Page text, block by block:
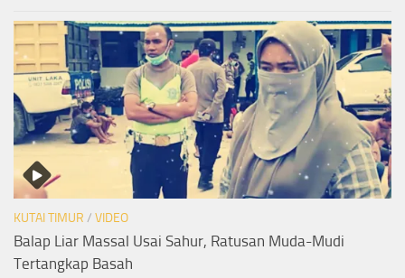
KUTAI TIMUR / VIDEO
Balap Liar Massal Usai Sahur, Ratusan Muda-Mudi
Tertangkap Basah